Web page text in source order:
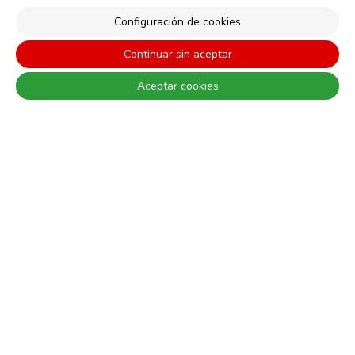
Las diferencias entre los colores reales y los que se muestran en los
diferentes monitores son siempre admitidas. Para una elección más
precisa, CIN recomienda hacer una prueba de color antes de cualquier
aplicación.
Configuración de cookies
Continuar sin aceptar
Aceptar cookies